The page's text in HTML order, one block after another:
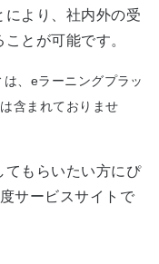
により、社内外の受
とが可能です。
、eラーニングプラッ
含まれておりませ
てもらいたい方にぴ
サービスサイトで